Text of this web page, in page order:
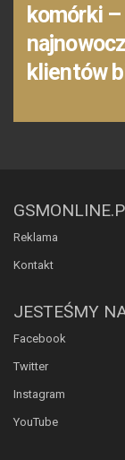
komórki
klientów
Reklama
Kontakt
JESTEŚMY
Facebook
Twitter
Instagram
YouTube